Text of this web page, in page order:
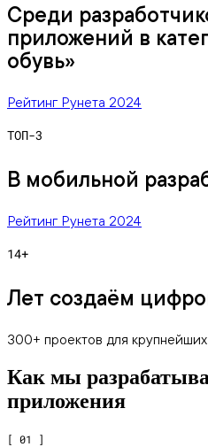
Среди
приложений в
обувь»
Рейтинг Рунета 2024
ТОП-3
В мобильной
Рейтинг Рунета 2024
14+
Лет создаём
300+ проектов для
Как мы
приложения
[ 01 ]